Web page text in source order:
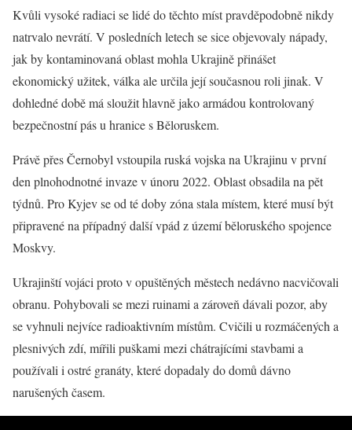
Kvůli vysoké radiaci se lidé do těchto míst pravděpodobně nikdy
natrvalo nevrátí. V posledních letech se sice objevovaly nápady,
jak by kontaminovaná oblast mohla Ukrajině přinášet
ekonomický užitek, válka ale určila její současnou roli jinak. V
dohledné době má sloužit hlavně jako armádou kontrolovaný
bezpečnostní pás u hranice s Běloruskem.
Právě přes Černobyl vstoupila ruská vojska na Ukrajinu v první
den plnohodnotné invaze v únoru 2022. Oblast obsadila na pět
týdnů. Pro Kyjev se od té doby zóna stala místem, které musí být
připravené na případný další vpád z území běloruského spojence
Moskvy.
Ukrajinští vojáci proto v opuštěných městech nedávno nacvičovali
obranu. Pohybovali se mezi ruinami a zároveň dávali pozor, aby
se vyhnuli nejvíce radioaktivním místům. Cvičili u rozmáčených a
plesnivých zdí, mířili puškami mezi chátrajícími stavbami a
používali i ostré granáty, které dopadaly do domů dávno
narušených časem.